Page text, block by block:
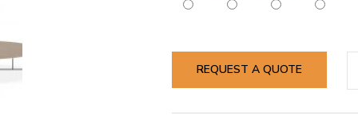
REQUEST A QUOTE